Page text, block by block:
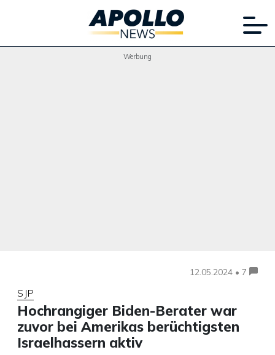
Werbung
12.05.2024 • 7
SJP
Hochrangiger Biden-Berater war
zuvor bei Amerikas berüchtigsten
Israelhassern aktiv